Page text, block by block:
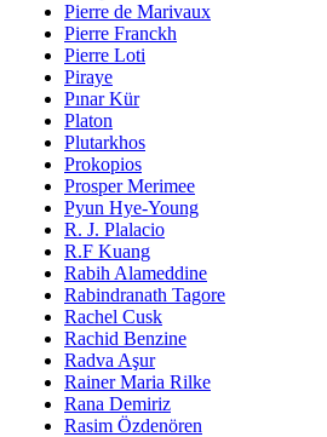
Pierre de Marivaux
Pierre Franckh
Pierre Loti
Piraye
Pınar Kür
Platon
Plutarkhos
Prokopios
Prosper Merimee
Pyun Hye-Young
R. J. Plalacio
R.F Kuang
Rabih Alameddine
Rabindranath Tagore
Rachel Cusk
Rachid Benzine
Radva Aşur
Rainer Maria Rilke
Rana Demiriz
Rasim Özdenören